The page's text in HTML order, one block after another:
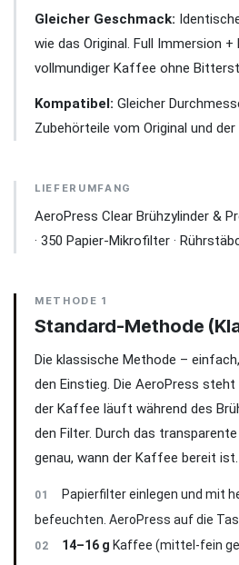
Gleicher Geschmack:
wie das Original. Full Immersion +
vollmundiger Kaffee ohne
Kompatibel: Gleicher
Zubehörteile vom Original und der
LIEFERUMFANG
AeroPress Clear Brühzylinder &
· 350 Papier-Mikrofilter ·
METHODE 1
Standard-Methode
Die klassische Methode –
den Einstieg. Die AeroPress
der Kaffee läuft während des
den Filter. Durch das
genau, wann der Kaffee bereit ist.
01
Papierfilter einlegen und mit
befeuchten. AeroPress auf die
02 14–16 g Kaffee (mittel-fein